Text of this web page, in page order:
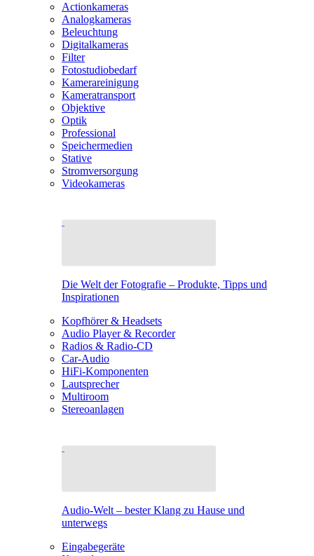
Actionkameras
Analogkameras
Beleuchtung
Digitalkameras
Filter
Fotostudiobedarf
Kamerareinigung
Kameratransport
Objektive
Optik
Professional
Speichermedien
Stative
Stromversorgung
Videokameras
Die Welt der Fotografie – Produkte, Tipps und
Inspirationen
Kopfhörer & Headsets
Audio Player & Recorder
Radios & Radio-CD
Car-Audio
HiFi-Komponenten
Lautsprecher
Multiroom
Stereoanlagen
Audio-Welt – bester Klang zu Hause und
unterwegs
Eingabegeräte